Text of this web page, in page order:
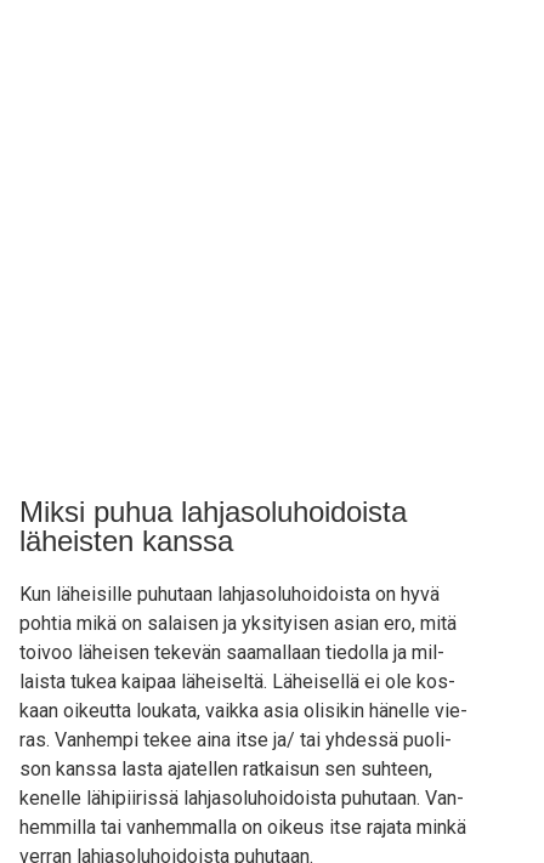
Miksi puhua lahjasoluhoidoista
läheisten kanssa
Kun lähei­sil­le puhu­taan lah­ja­so­lu­hoi­dois­ta on hyvä
poh­tia mikä on salai­sen ja yksi­tyi­sen asian ero, mitä
toi­voo lähei­sen teke­vän saa­mal­laan tie­dol­la ja mil­
lais­ta tukea kai­paa lähei­sel­tä. Lähei­sel­lä ei ole kos­
kaan oikeut­ta lou­ka­ta, vaik­ka asia oli­si­kin hänel­le vie­
ras. Van­hem­pi tekee aina itse ja/ tai yhdes­sä puo­li­
son kans­sa las­ta aja­tel­len rat­kai­sun sen suh­teen,
kenel­le lähi­pii­ris­sä lah­ja­so­lu­hoi­dois­ta puhu­taan. Van­
hem­mil­la tai van­hem­mal­la on oikeus itse raja­ta min­kä
ver­ran lah­ja­so­lu­hoi­dois­ta puhutaan.